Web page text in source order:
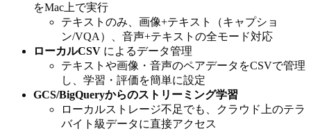
をMac上で実行
テキストのみ、画像+テキスト（キャプショ
ン/VQA）、音声+テキストの全モード対応
ローカルCSV によるデータ管理
テキストや画像・音声のペアデータをCSVで管理
し、学習・評価を簡単に設定
GCS/BigQueryからのストリーミング学習
ローカルストレージ不足でも、クラウド上のテラ
バイト級データに直接アクセス